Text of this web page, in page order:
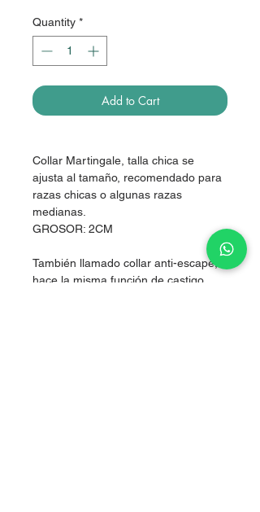
Quantity *
Add to Cart
Collar Martingale, talla chica se
ajusta al tamaño, recomendado para
razas chicas o algunas razas
medianas.
GROSOR: 2CM
También llamado collar anti-escape,
hace la misma función de castigo